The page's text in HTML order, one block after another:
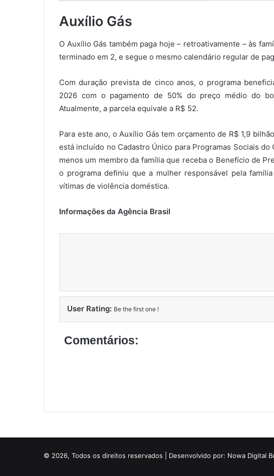
Auxílio Gás
O Auxílio Gás também paga hoje – retroativamente – às
terminado em 2, e segue o mesmo calendário regular de
Com duração prevista de cinco anos, o programa
2026 com o pagamento de 50% do preço médio do
Atualmente, a parcela equivale a R$ 52.
Para este ano, o Auxílio Gás tem orçamento de R$ 1,9
está incluído no Cadastro Único para Programas Sociais
menos um membro da família que receba o Benefício de
o programa definiu que a mulher responsável pela
vítimas de violência doméstica.
Informações da Agência Brasil
User Rating: Be the first one !
Comentários:
© 2026, Todos os direitos reservados | Desenvolvido por: Nowa Digital